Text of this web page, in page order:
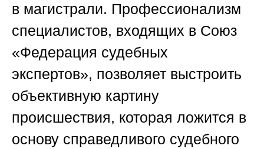
в магистрали. Профессионализм
специалистов, входящих в Союз
«Федерация судебных
экспертов», позволяет выстроить
объективную картину
происшествия, которая ложится в
основу справедливого судебного